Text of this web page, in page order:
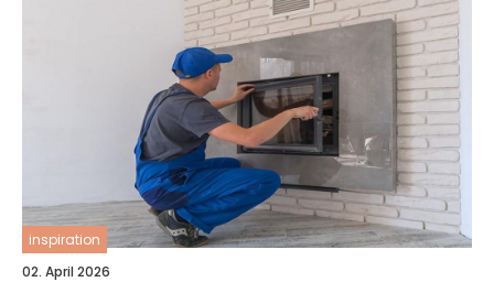
inspiration
02. April 2026